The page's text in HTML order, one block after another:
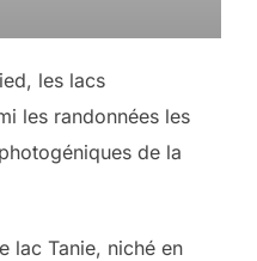
les lacs
les randonnées les
de la
lac Tanie, niché en